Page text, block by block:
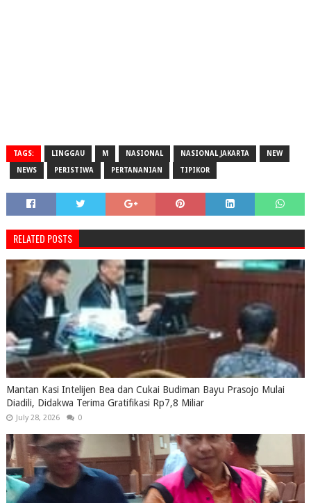
TAGS: LINGGAU M NASIONAL NASIONAL JAKARTA NEW
NEWS PERISTIWA PERTANANIAN TIPIKOR
RELATED POSTS
Mantan Kasi Intelijen Bea dan Cukai Budiman Bayu Prasojo Mulai
Diadili, Didakwa Terima Gratifikasi Rp7,8 Miliar
July 28, 2026 0